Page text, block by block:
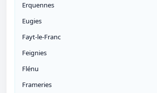
Erquennes
Eugies
Fayt-le-Franc
Feignies
Flénu
Frameries